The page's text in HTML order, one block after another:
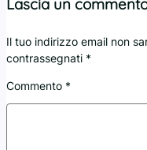
Lascia un
Il tuo indirizzo email non
contrassegnati *
Commento *